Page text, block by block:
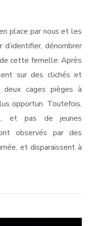
place par nous et les
dénombrer
cette femelle. Après
sur des clichés et
cages pièges à
opportun. Toutefois,
et pas de jeunes
observés par des
et disparaissent à